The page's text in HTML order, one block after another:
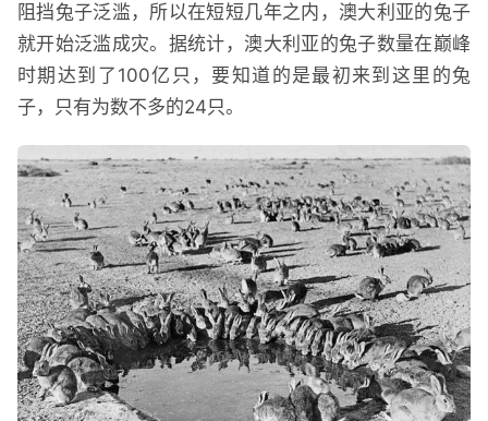
阻挡兔子泛滥，所以在短短几年之内，澳大利亚的兔子
就开始泛滥成灾。据统计，澳大利亚的兔子数量在巅峰
时期达到了100亿只，要知道的是最初来到这里的兔
子，只有为数不多的24只。